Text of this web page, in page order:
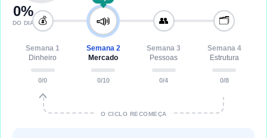
0%
DO DIA
O CICLO RECOMEÇA
💰
Semana1
Dinheiro
0/0
📣
Semana 2
Mercado
0/10
👥
Semana3
Pessoas
0/4
🗂️
Semana 4
Estrutura
0/8